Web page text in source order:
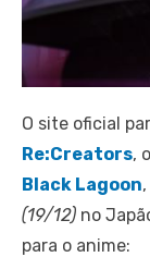
O site oficial
Re:Creators,
Black Lagoon
(19/12) no
para o anime: